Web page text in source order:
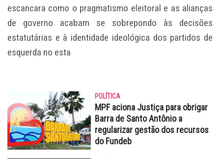
escancara como o pragmatismo eleitoral e as alianças
de governo acabam se sobrepondo às decisões
estatutárias e à identidade ideológica dos partidos de
esquerda no esta
POLÍTICA
MPF aciona Justiça para obrigar
Barra de Santo Antônio a
regularizar gestão dos recursos
do Fundeb